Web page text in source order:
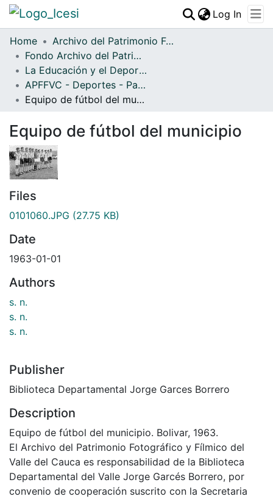
Communities & Collections
Log In
Home
Archivo del Patrimonio Fotográfico y Fílmico del Valle del Cauca
Fondo Archivo del Patrimonio Fotográfico y Fílmico del Valle del Cauca
La Educación y el Deporte
APFFVC - Deportes - Patrimonial
Equipo de fútbol del municipio
Equipo de fútbol del municipio
Files
0101060.JPG (27.75 KB)
Date
1963-01-01
Authors
s. n.
s. n.
s. n.
Publisher
Biblioteca Departamental Jorge Garces Borrero
Description
Equipo de fútbol del municipio. Bolivar, 1963.
El Archivo del Patrimonio Fotográfico y Fílmico del
Valle del Cauca es responsabilidad de la Biblioteca
Departamental del Valle Jorge Garcés Borrero, por
convenio de cooperación suscrito con la Secretaria